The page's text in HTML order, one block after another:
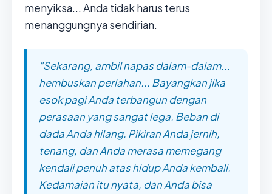
menyiksa... Anda tidak harus terus
menanggungnya sendirian.
"Sekarang, ambil napas dalam-dalam...
hembuskan perlahan... Bayangkan jika
esok pagi Anda terbangun dengan
perasaan yang sangat lega. Beban di
dada Anda hilang. Pikiran Anda jernih,
tenang, dan Anda merasa memegang
kendali penuh atas hidup Anda kembali.
Kedamaian itu nyata, dan Anda bisa